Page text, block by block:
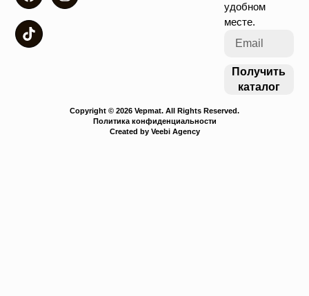
удобном
месте.
Получить
каталог
Copyright © 2026 Vepmat. All Rights Reserved.
Политика конфиденциальности
Created by Veebi Agency